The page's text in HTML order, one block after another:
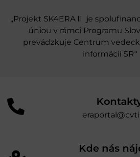
„Projekt SK4ERA II je
úniou v rámci Programu
prevádzkuje Centrum
informácií SR“
Kde nás